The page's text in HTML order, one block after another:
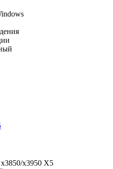
x3950 X5